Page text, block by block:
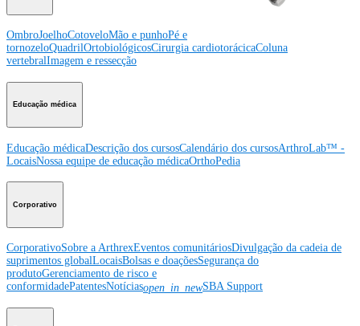
OmbroJoelhoCotoveloMão e punhoPé e
tornozeloQuadrilOrtobiológicosCirurgia cardiotorácicaColuna
vertebralImagem e ressecção
Educação médica
Educação médicaDescrição dos cursosCalendário dos cursosArthroLab™ -
LocaisNossa equipe de educação médicaOrthoPedia
Corporativo
CorporativoSobre a ArthrexEventos comunitáriosDivulgação da cadeia de
suprimentos globalLocaisBolsas e doaçõesSegurança do
produtoGerenciamento de risco e
conformidadePatentesNotíciasopen_in_newSBA Support